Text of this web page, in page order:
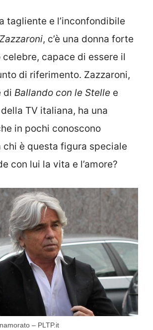
tagliente e l’inconfondibile
, c’è una donna forte
capace di essere il
di riferimento. Zazzaroni,
di Ballando con le Stelle e
TV italiana, ha una
in pochi conoscono
chi è questa figura speciale
con lui la vita e l’amore?
– PLTP.it